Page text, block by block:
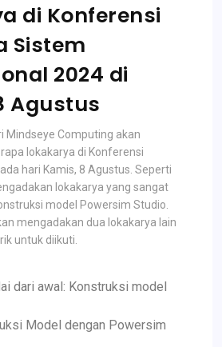
di Konferensi
Sistem
2024 di
Agustus
Mindseye Computing akan
lokakarya di Konferensi
hari Kamis, 8 Agustus. Seperti
lokakarya yang sangat
model Powersim Studio.
mengadakan dua lokakarya lain
untuk diikuti.
dari awal: Konstruksi model
Model dengan Powersim